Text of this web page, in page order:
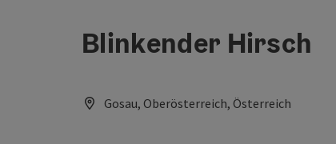
Blinkender Hirsch
Gosau, Oberösterreich, Österreich